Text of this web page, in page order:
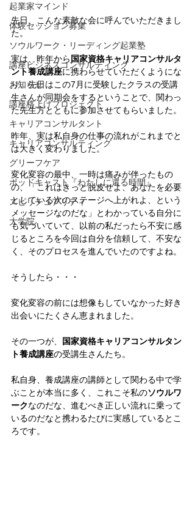
起業家マインド
体験セッション募集
ソウルワーク・リーディング起業塾
講座ビジネスコンサルティング
お知らせ
講座格上げプロジェクト
キャリアコンサルタント
キャリアコンサルティング
グリーフケア
ポッドキャスト『わたしに還る時間』
スピリチュアリティ
大学院
先日、こんな素敵な会に呼んでいただきまし
た。
実は、昨年から 国家資格キャリアコンサルタ
ント養成講座に携わらせていただくようにな
り、先日はこの7月に受験したクラスの受講
生さんが同期会をするということで、関わっ
た先生方とともに参加させてもらいました。
昨年、実は私自身の仕事の流れがこれまでと
は大きく変わりました。
変化変容の最中、一時は痛みが伴ったもの
の、「これはきっと脱皮せよ、あなたを必要
としている次のステージへ上がれよ、という
メッセージなのだな」とわかっている自分に
も気づいていて、以前の私だったら不安に感
じるところを今回は自分を信頼して、不安な
く、そのプロセスを進んでいたのですよね。
そうしたら・・・
変化変容の前には想像もしていなかった好き
出会いにたくさん恵まれました。
その一つが、
国家資格キャリアコンサルタン
ト養成講座の受講生さんたち。
私自身、養成講座の講師として関わる中で学
ぶことが本当に多く、これこそ私のソウルワ
ークなのだな、進むべき正しい流れに乗って
いるのだなと携わるたびに実感しているとこ
ろです。